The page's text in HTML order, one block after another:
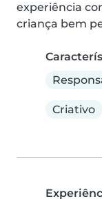
experiência
criança bem
Criativo